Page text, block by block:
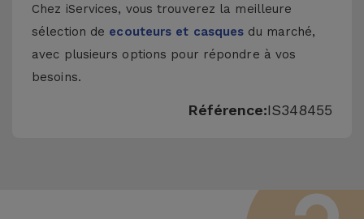
Chez iServices, vous trouverez la meilleure
sélection de ecouteurs et casques du marché,
avec plusieurs options pour répondre à vos
besoins.
Référence:IS348455